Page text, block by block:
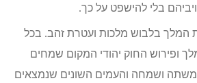
בלי להישפט על כך.
המלך בלבוש מלכות ועטרת זהב. בכל
ופירוש החוק יהודי המקום שמחים
ושמחה והעמים השונים שנמצאים